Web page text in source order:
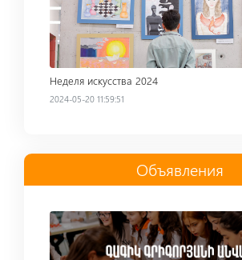
Неделя искусства 2024
2024-05-20 11:59:51
Объявления
Read more